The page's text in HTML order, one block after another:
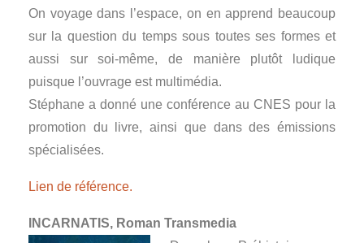
On voyage dans l’espace, on en apprend beaucoup
sur la question du temps sous toutes ses formes et
aussi sur soi-même, de manière plutôt ludique
puisque l’ouvrage est multimédia.
Stéphane a donné une conférence au CNES pour la
promotion du livre, ainsi que dans des émissions
spécialisées.
Lien de référence.
INCARNATIS, Roman Transmedia